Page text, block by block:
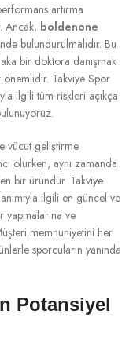
artırma
Ancak, boldenone
bulundurulmalıdır. Bu
bir doktora danışmak
Takviye Spor
ilgili tüm riskleri açıkça
vücut geliştirme
olurken, aynı zamanda
bir üründür. Takviye
ilgili en güncel ve
ve
memnuniyetini her
sporcuların yanında
Potansiyel